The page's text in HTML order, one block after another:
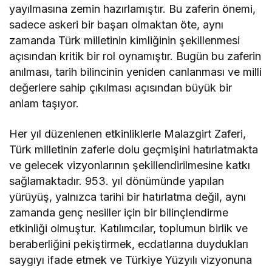
yayılmasına zemin hazırlamıştır. Bu zaferin önemi,
sadece askeri bir başarı olmaktan öte, aynı
zamanda Türk milletinin kimliğinin şekillenmesi
açısından kritik bir rol oynamıştır. Bugün bu zaferin
anılması, tarih bilincinin yeniden canlanması ve milli
değerlere sahip çıkılması açısından büyük bir
anlam taşıyor.
Her yıl düzenlenen etkinliklerle Malazgirt Zaferi,
Türk milletinin zaferle dolu geçmişini hatırlatmakta
ve gelecek vizyonlarının şekillendirilmesine katkı
sağlamaktadır. 953. yıl dönümünde yapılan
yürüyüş, yalnızca tarihi bir hatırlatma değil, aynı
zamanda genç nesiller için bir bilinçlendirme
etkinliği olmuştur. Katılımcılar, toplumun birlik ve
beraberliğini pekiştirmek, ecdatlarına duydukları
saygıyı ifade etmek ve Türkiye Yüzyılı vizyonuna